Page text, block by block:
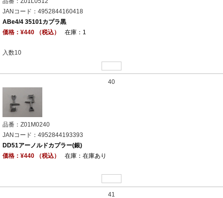
JANコード：4952844160418
ABe4/4 35101カプラ黒
価格：¥440 （税込）
在庫：1
入数10
40
品番：Z01M0240
JANコード：4952844193393
DD51アーノルドカプラー(銀)
価格：¥440 （税込）
在庫：在庫あり
41